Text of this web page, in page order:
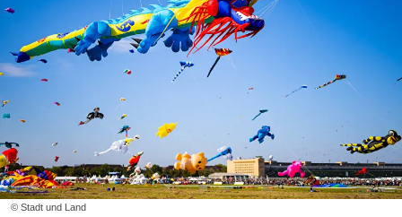
© Stadt und Land